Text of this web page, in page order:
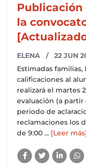
Publicación
la
ELENA / 22 JUN
Estimadas
calificaciones al
realizará el martes
evaluación (a partir
periodo de
reclamaciones los
de 9:00 ... [Leer